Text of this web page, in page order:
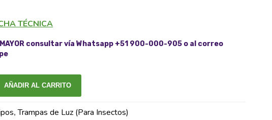
TÉCNICA
MAYOR consultar vía Whatsapp +51 900-000-905 o al correo
AÑADIR AL CARRITO
,Trampas de Luz (Para Insectos)